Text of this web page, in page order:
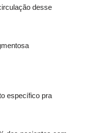
desse
específico pra